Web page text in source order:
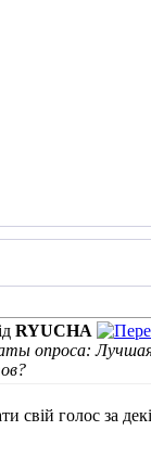
RYUCHA
опроса:
свій голос за